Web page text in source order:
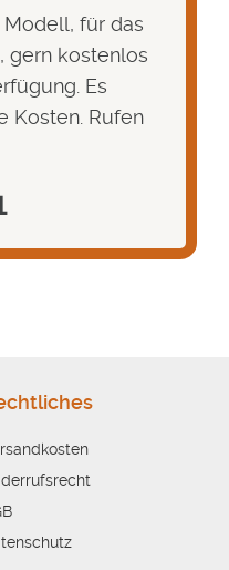
für das
gern kostenlos
Es
Kosten. Rufen